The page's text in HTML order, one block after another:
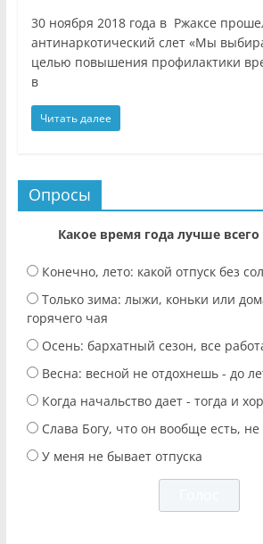
30 ноября 2018 года в Ржаксе
антинаркотический слет «Мы
целью повышения профилактики
в
Читать далее
Опросы
Какое время года лучше всего
Конечно, лето: какой отпуск без
Только зима: лыжи, коньки или
горячего чая
Осень: бархатный сезон, все
Весна: весной не отдохнешь - до
Когда начальство дает - тогда и
Слава Богу, что он вообще есть, не
У меня не бывает отпуска